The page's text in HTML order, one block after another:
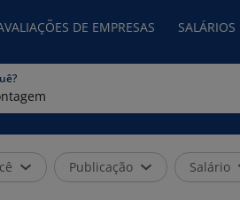
DE EMPRESAS SALÁRIOS
Publicação Salário